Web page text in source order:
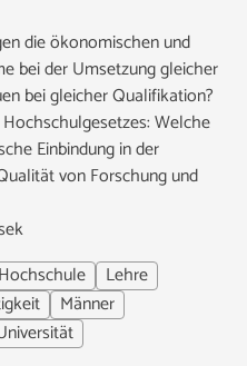
die ökonomischen und
bei der Umsetzung gleicher
bei gleicher Qualifikation?
Welche
Einbindung in der
von Forschung und
Hochschule
Lehre
Männer